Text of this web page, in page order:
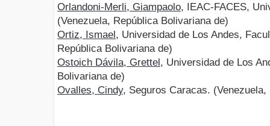
Orlandoni-Merli, Giampaolo, IEAC-FACES,
(Venezuela, República Bolivariana de)
Ortiz, Ismael , Universidad de Los Andes,
República Bolivariana de)
Ostoich Dávila, Grettel , Universidad de Los
Bolivariana de)
Ovalles, Cindy, Seguros Caracas.